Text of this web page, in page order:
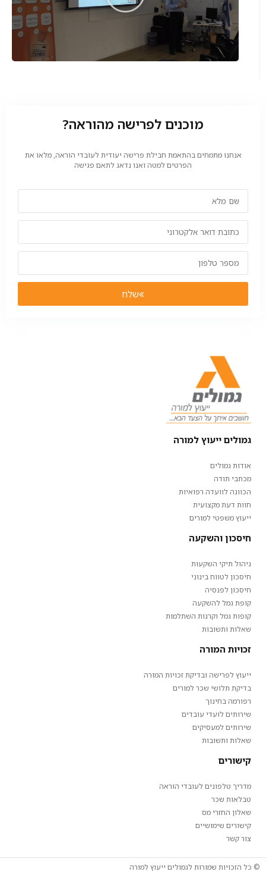
מוכנים לפרישה מהוראה?
אנחנו מתמחים בהתאמת חבילת פרישה יעודית לעובדי הוראה, מלאו את
הפרטים למטה ואנו נדאג לתאם פגישה
שלח
גמולים ייעוץ למורה
אודות גמולים
מכתבי תודה
הכוונה לוועדה רפואיות
חוות דעת מקצועית
ייעוץ משפטי למורים
חיסכון והשקעה
ניהול תיקי השקעות
חיסכון לטווח בינוני
חיסכון לפנסיה
קופת גמל להשקעה
קופות גמל וקרנות השתלמות
שאלות ותשובות
זכויות המורה
ייעוץ לפרישה ובדיקת זכויות המורה
בדיקת תלושי שכר למורים
רפורמה בחינוך
שירותים לועדי עובדים
שירותים למעסיקים
שאלות ותשובות
קישורים
מדריך טלפונים לעובדי הוראה
טבלאות שכר
שאלון החזרי מס
קישורים שימושיים
צור קשר
© כל הזכויות שמורות לגמולים ייעוץ למורה